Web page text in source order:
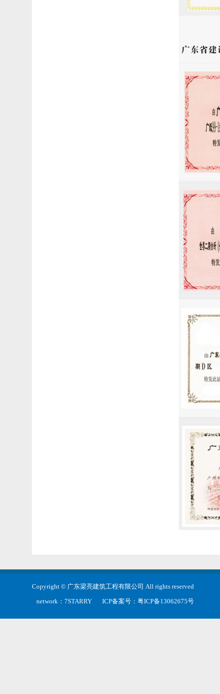
Copyright © 广东梁亮建筑工程有限公司 All rights reserved
network： 7STARRY ICP备案号： 粤ICP备13062675号